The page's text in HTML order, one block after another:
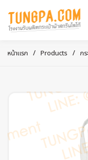
หน้าแรก / Products / กร